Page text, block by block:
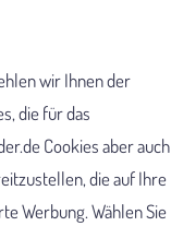
wir Ihnen der
die für das
Cookies aber auch
die auf Ihre
Werbung. Wählen Sie